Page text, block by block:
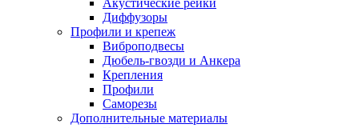
Акустические рейки
Диффузоры
Профили и крепеж
Виброподвесы
Дюбель-гвозди и Анкера
Крепления
Профили
Саморезы
Дополнительные материалы